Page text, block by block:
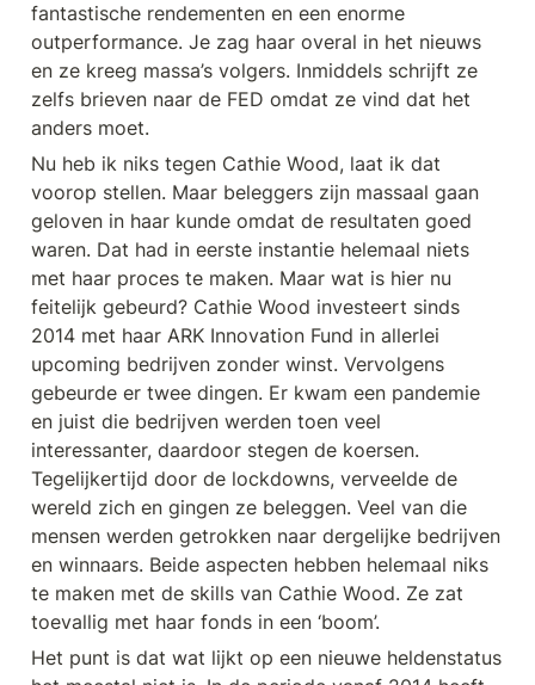
fantastische rendementen en een enorme
outperformance. Je zag haar overal in het nieuws
en ze kreeg massa’s volgers. Inmiddels schrijft ze
zelfs brieven naar de FED omdat ze vind dat het
anders moet.
Nu heb ik niks tegen Cathie Wood, laat ik dat
voorop stellen. Maar beleggers zijn massaal gaan
geloven in haar kunde omdat de resultaten goed
waren. Dat had in eerste instantie helemaal niets
met haar proces te maken. Maar wat is hier nu
feitelijk gebeurd? Cathie Wood investeert sinds
2014 met haar ARK Innovation Fund in allerlei
upcoming bedrijven zonder winst. Vervolgens
gebeurde er twee dingen. Er kwam een pandemie
en juist die bedrijven werden toen veel
interessanter, daardoor stegen de koersen.
Tegelijkertijd door de lockdowns, verveelde de
wereld zich en gingen ze beleggen. Veel van die
mensen werden getrokken naar dergelijke bedrijven
en winnaars. Beide aspecten hebben helemaal niks
te maken met de skills van Cathie Wood. Ze zat
toevallig met haar fonds in een ‘boom’.
Het punt is dat wat lijkt op een nieuwe heldenstatus